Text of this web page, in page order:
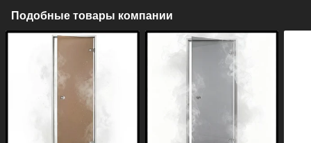
Подобные товары компании